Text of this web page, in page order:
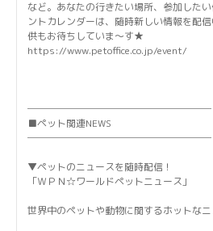
など。あなたの行きたい場所、参加した
ントカレンダーは、随時新しい情報を配
供もお待ちしていま～す★
https://www.petoffice.co.jp/event/
───────────────────
■ペット関連NEWS
───────────────────
▼ペットのニュースを随時配信！
「ＷＰＮ☆ワールドペットニュース」
世界中のペットや動物に関するホットなニ